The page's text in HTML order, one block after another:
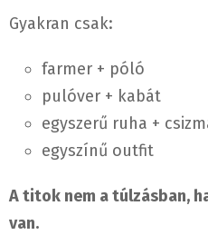
Gyakran csak:
farmer + póló
pulóver + kabát
egyszerű ruha +
egyszínű outfit
A titok nem a túlzásban,
van.